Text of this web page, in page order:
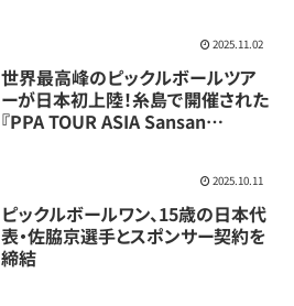
2025.11.02
世界最高峰のピックルボールツア
ーが日本初上陸！糸島で開催された
『PPA TOUR ASIA Sansan
2025.10.11
ピックルボールワン、15歳の日本代
表・佐脇京選手とスポンサー契約を
締結